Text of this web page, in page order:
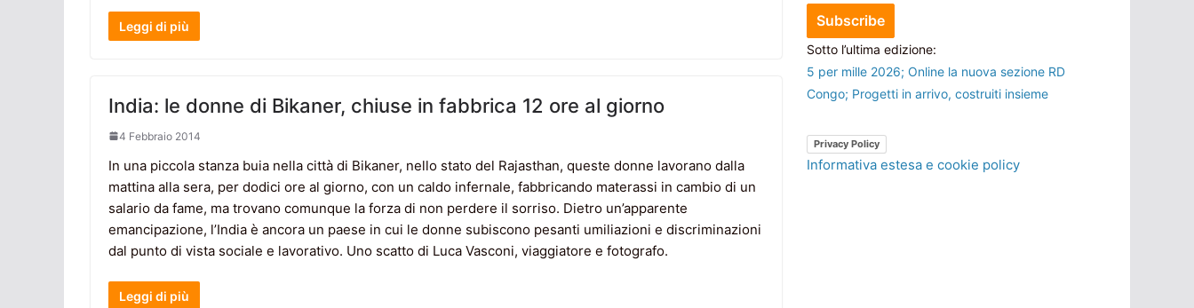
Leggi di più
India: le donne di Bikaner, chiuse in fabbrica 12 ore al giorno
4 Febbraio 2014
In una piccola stanza buia nella città di Bikaner, nello stato del Rajasthan, queste donne lavorano dalla
mattina alla sera, per dodici ore al giorno, con un caldo infernale, fabbricando materassi in cambio di un
salario da fame, ma trovano comunque la forza di non perdere il sorriso. Dietro un’apparente
emancipazione, l’India è ancora un paese in cui le donne subiscono pesanti umiliazioni e discriminazioni
dal punto di vista sociale e lavorativo. Uno scatto di Luca Vasconi, viaggiatore e fotografo.
Leggi di più
Sotto l’ultima edizione:
5 per mille 2026; Online la nuova sezione RD
Congo; Progetti in arrivo, costruiti insieme
Privacy Policy
Informativa estesa e cookie policy